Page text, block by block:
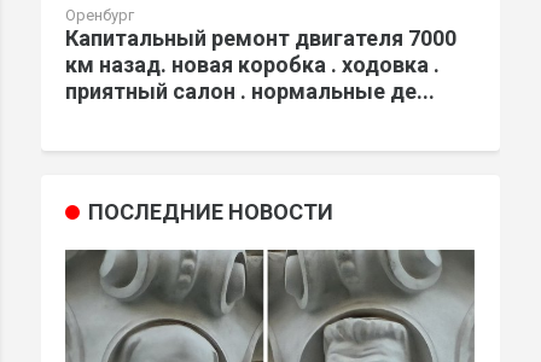
Оренбург
Капитальный ремонт двигателя 7000
км назад. новая коробка . ходовка .
приятный салон . нормальные де...
ПОСЛЕДНИЕ НОВОСТИ